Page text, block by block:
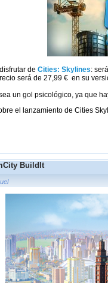
deCities: Skylines:
será de 27,99 € en su
un gol psicológico, ya que
el lanzamiento de Cities
BuildIt